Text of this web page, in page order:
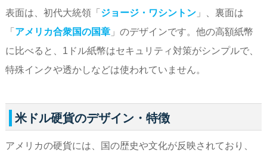
表面は、初代大統領「 ジョージ・ワシントン」、裏面は
「 アメリカ合衆国の国章」のデザインです。他の高額紙幣
に比べると、1ドル紙幣はセキュリティ対策がシンプルで、
特殊インクや透かしなどは使われていません。
米ドル硬貨のデザイン・特徴
アメリカの硬貨には、国の歴史や文化が反映されており、